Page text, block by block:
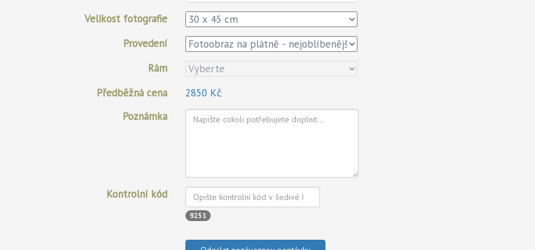
Velikost fotografie
Provedení
Rám
Předběžná cena
2850 Kč
Poznámka
Kontrolní kód
9251